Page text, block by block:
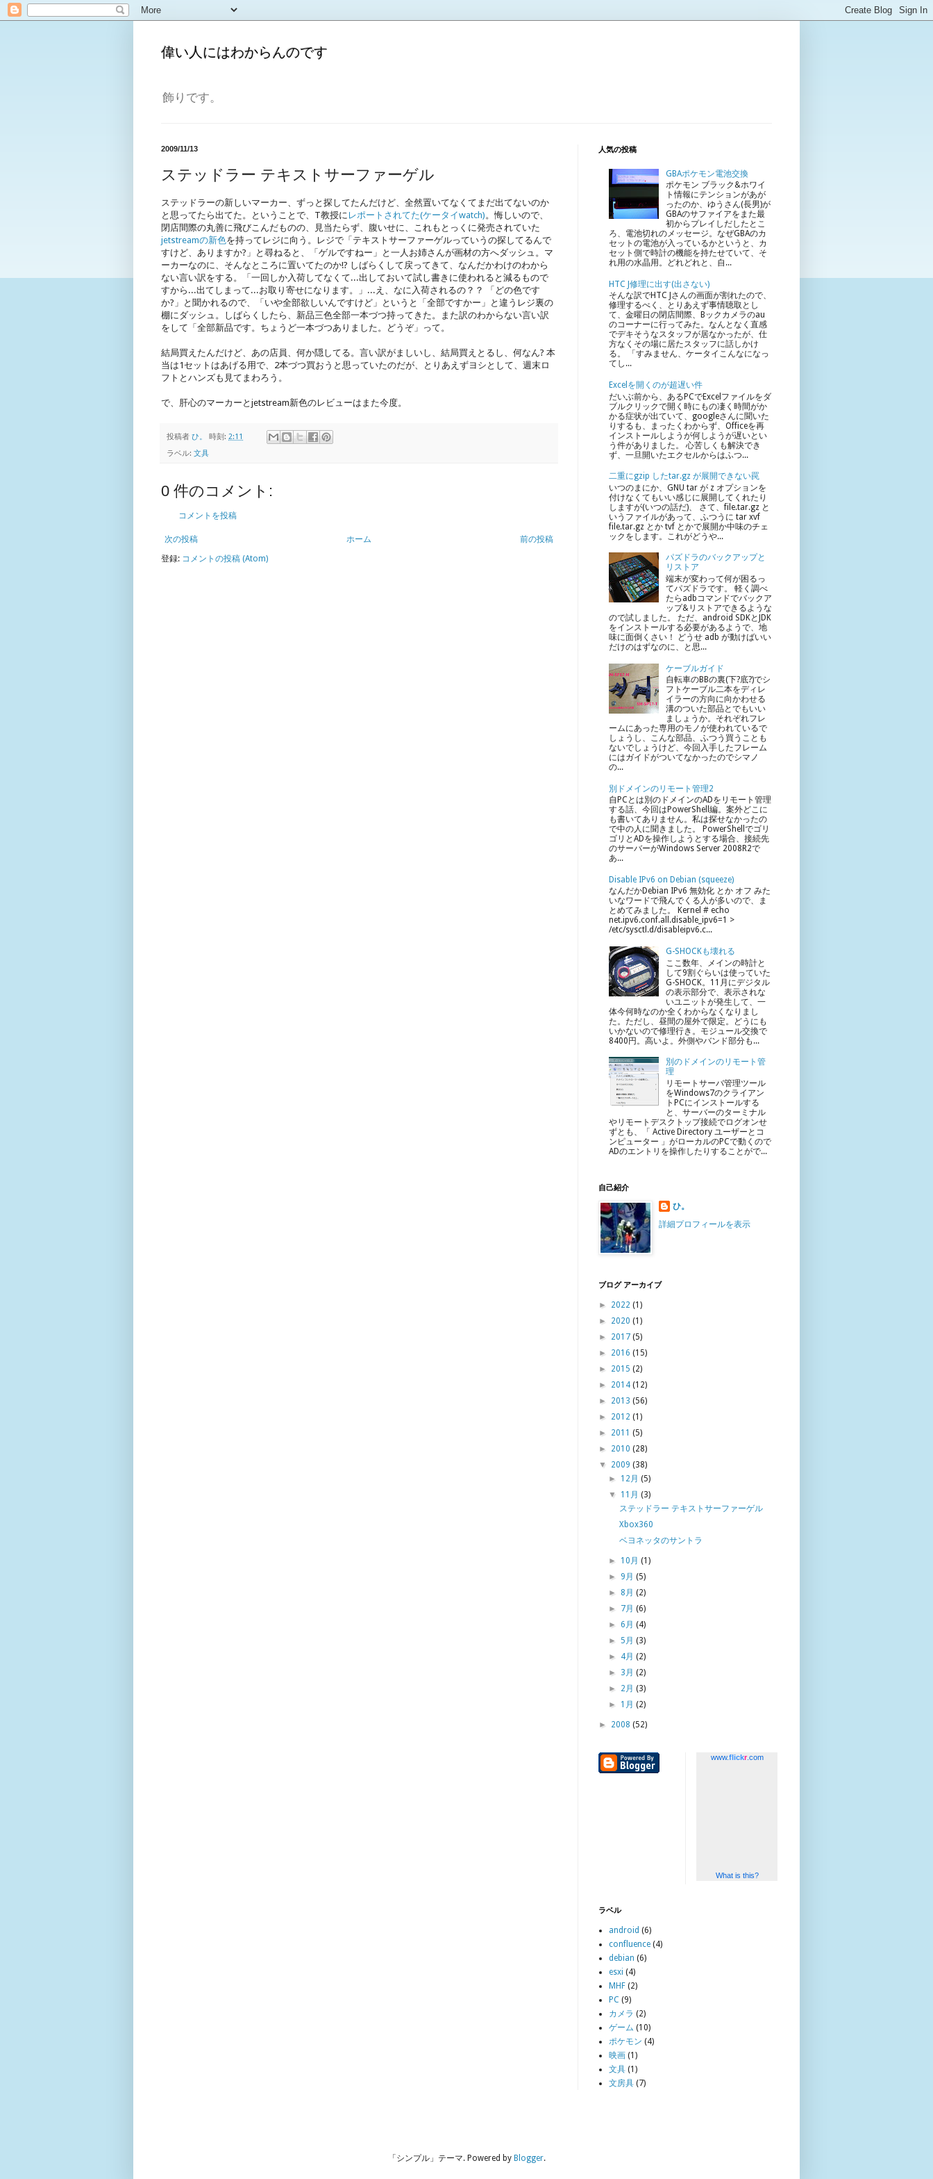
偉い人にはわからんのです
飾りです。
2009/11/13
ステッドラー テキストサーファーゲル
ステッドラーの新しいマーカー、ずっと探してたんだけど、全然置いてなくてまだ出てないのか
と思ってたら出てた。ということで、T教授に レポートされてた(ケータイwatch)。悔しいので、
閉店間際の丸善に飛びこんだものの、見当たらず、腹いせに、これもとっくに発売されていた
jetstreamの新色を持ってレジに向う。レジで「テキストサーファーゲルっていうの探してるんで
すけど、ありますか?」と尋ねると、「ゲルですねー」と一人お姉さんが画材の方へダッシュ。マ
ーカーなのに、そんなところに置いてたのか!? しばらくして戻ってきて、なんだかわけのわから
ない言い訳をする。「一回しか入荷してなくて...出しておいて試し書きに使われると減るもので
すから...出てしまって...お取り寄せになります。」...え、なに入荷されるの？？ 「どの色です
か?」と聞かれるので、「いや全部欲しいんですけど」というと「全部ですかー」と違うレジ裏の
棚にダッシュ。しばらくしたら、新品三色全部一本づつ持ってきた。また訳のわからない言い訳
をして「全部新品です。ちょうど一本づつありました。どうぞ」って。
結局買えたんだけど、あの店員、何か隠してる。言い訳がましいし、結局買えとるし、何なん? 本
当は1セットはあげる用で、2本づつ買おうと思っていたのだが、とりあえずヨシとして、週末ロ
フトとハンズも見てまわろう。
で、肝心のマーカーとjetstream新色のレビューはまた今度。
投稿者 ひ。 時刻: 2:11
ラベル: 文具
0 件のコメント:
コメントを投稿
次の投稿 前の投稿
ホーム
登録: コメントの投稿 (Atom)
人気の投稿
GBAポケモン電池交換
ポケモン ブラック&ホワイ
ト情報にテンションがあが
ったのか、ゆうさん(長男)が
GBAのサファイアをまた最
初からプレイしだしたとこ
ろ、電池切れのメッセージ。なぜGBAのカ
セットの電池が入っているかというと、カ
セット側で時計の機能を持たせていて、そ
れ用の水晶用。どれどれと、自...
HTC J修理に出す(出さない)
そんな訳でHTC Jさんの画面が割れたので、
修理するべく、とりあえず事情聴取とし
て、金曜日の閉店間際、Bックカメラのau
のコーナーに行ってみた。なんとなく直感
でデキそうなスタッフが居なかったが、仕
方なくその場に居たスタッフに話しかけ
る。 「すみません、ケータイこんなになっ
てし...
Excelを開くのが超遅い件
だいぶ前から、あるPCでExcelファイルをダ
ブルクリックで開く時にもの凄く時間がか
かる症状が出ていて、googleさんに聞いた
りするも、まったくわからず、Officeを再
インストールしようが何しようが遅いとい
う件がありました。 心苦しくも解決でき
ず、一旦開いたエクセルからはふつ...
二重にgzip したtar.gz が展開できない罠
いつのまにか、GNU tar が z オプションを
付けなくてもいい感じに展開してくれたり
しますが(いつの話だ)、 さて、file.tar.gz と
いうファイルがあって、ふつうに tar xvf
file.tar.gz とか tvf とかで展開か中味のチェ
ックをします。これがどうや...
パズドラのバックアップと
リストア
端末が変わって何が困るっ
てパズドラです。 軽く調べ
たらadbコマンドでバックア
ップ&リストアできるような
ので試しました。 ただ、android SDKとJDK
をインストールする必要があるようで、地
味に面倒くさい！ どうせ adb が動けばいい
だけのはずなのに、と思...
ケーブルガイド
自転車のBBの裏(下?底?)でシ
フトケーブル二本をディレ
イラーの方向に向かわせる
溝のついた部品とでもいい
ましょうか。それぞれフレ
ームにあった専用のモノが使われているで
しょうし、こんな部品、ふつう買うことも
ないでしょうけど、今回入手したフレーム
にはガイドがついてなかったのでシマノ
の...
別ドメインのリモート管理2
自PCとは別のドメインのADをリモート管理
する話、今回はPowerShell編。案外どこに
も書いてありません。私は探せなかったの
で中の人に聞きました。 PowerShellでゴリ
ゴリとADを操作しようとする場合、接続先
のサーバーがWindows Server 2008R2で
あ...
Disable IPv6 on Debian (squeeze)
なんだかDebian IPv6 無効化 とか オフ みた
いなワードで飛んでくる人が多いので、ま
とめてみました。 Kernel # echo
net.ipv6.conf.all.disable_ipv6=1 >
/etc/sysctl.d/disableipv6.c...
G-SHOCKも壊れる
ここ数年、メインの時計と
して9割ぐらいは使っていた
G-SHOCK。11月にデジタル
の表示部分で、表示されな
いユニットが発生して、一
体今何時なのか全くわからなくなりまし
た。ただし、昼間の屋外で限定。どうにも
いかないので修理行き。モジュール交換で
8400円。高いよ。外側やバンド部分も...
別のドメインのリモート管
理
リモートサーバ管理ツール
をWindows7のクライアン
トPCにインストールする
と、サーバーのターミナル
やリモートデスクトップ接続でログオンせ
ずとも、「 Active Directory ユーザーとコ
ンピューター 」がローカルのPCで動くので
ADのエントリを操作したりすることがで...
自己紹介
ひ。
詳細プロフィールを表示
ブログ アーカイブ
► 2022 (1)
► 2020 (1)
► 2017 (5)
► 2016 (15)
► 2015 (2)
► 2014 (12)
► 2013 (56)
► 2012 (1)
► 2011 (5)
► 2010 (28)
▼ 2009 (38)
► 12月(5)
▼ 11月(3)
ステッドラー テキストサーファーゲル
Xbox360
ベヨネッタのサントラ
► 10月(1)
► 9月(5)
► 8月(2)
► 7月(6)
►6月(4)
► 5月(3)
► 4月(2)
► 3月(2)
► 2月(3)
► 1月(2)
► 2008 (52)
www.flickr.com
What is this?
ラベル
android (6)
confluence (4)
debian (6)
esxi (4)
MHF (2)
PC (9)
カメラ (2)
ゲーム (10)
ポケモン (4)
映画 (1)
文具 (1)
文房具 (7)
「シンプル」テーマ. Powered by Blogger.